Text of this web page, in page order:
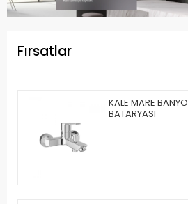
Fırsatlar
KALE MARE BANYO
BATARYASI